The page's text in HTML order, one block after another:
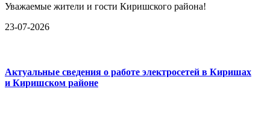
Уважаемые жители и гости Киришского района!
23-07-2026
Актуальные сведения о работе электросетей в Киришах
и Киришском районе